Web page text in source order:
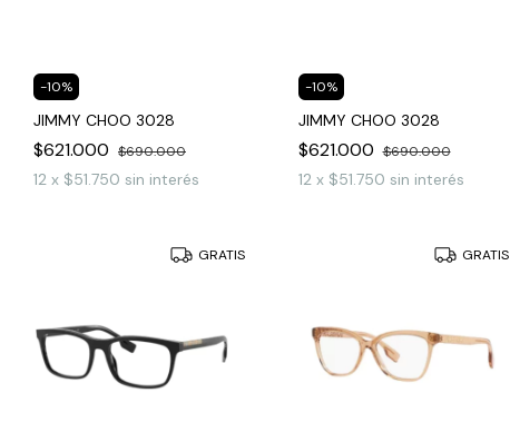
-10%
JIMMY CHOO 3028
$621.000 $690.000
12 x $51.750 sin interés
-10%
JIMMY CHOO 3028
$621.000 $690.000
12 x $51.750 sin interés
GRATIS GRATIS